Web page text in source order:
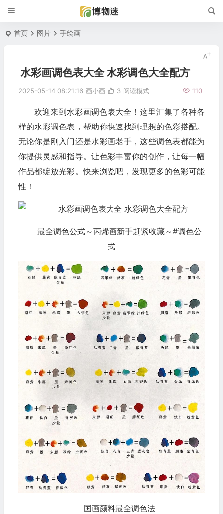
首页 图片 手绘画
水彩画调色表大全 水彩调色大全配方
2025-05-14 08:21:16 画小画 110
3 阅读模式
欢迎来到水彩画调色表大全！这里汇集了各种各
样的水彩调色表，帮助你快速找到理想的色彩搭配。
无论你是刚入门还是水彩画老手，这些调色表都能为
你提供灵感和指导。让色彩丰富你的创作，让每一幅
作品都绽放光彩。快来浏览吧，发现更多的色彩可能
性！
最全调色公式～丙烯画新手赶紧收藏～#调色公
式
国画颜料最全调色法